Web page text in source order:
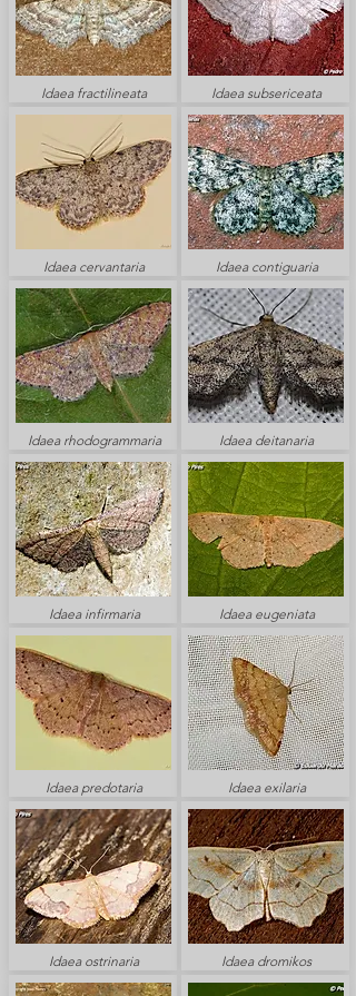
Idaea fractilineata
Idaea cervantaria
Idaea rhodogrammaria
Idaea infirmaria
Idaea predotaria
Idaea ostrinaria
Idaea subsericeata
Idaea contiguaria
Idaea deitanaria
Idaea eugeniata
Idaea exilaria
Idaea dromikos